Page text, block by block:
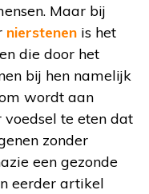
Maar bij
nierstenen is het
die door het
bij hen namelijk
wordt aan
te eten dat
zonder
een gezonde
eerder artikel